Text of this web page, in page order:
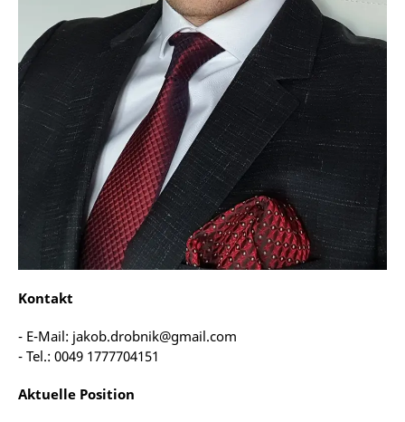
Kontakt
- E-Mail: jakob.drobnik@gmail.com
- Tel.: 0049 1777704151
Aktuelle Position